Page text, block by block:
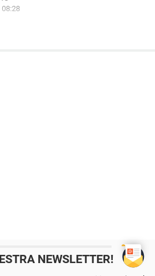
08:28
NEWSLETTER!